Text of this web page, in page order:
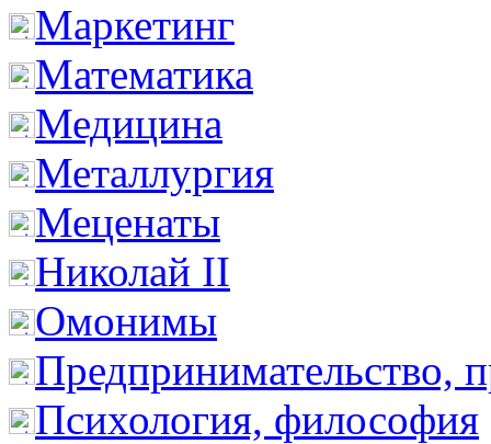
Маркетинг
Математика
Медицина
Металлургия
Меценаты
Николай II
Омонимы
Предпринимательство,
Психология, философия